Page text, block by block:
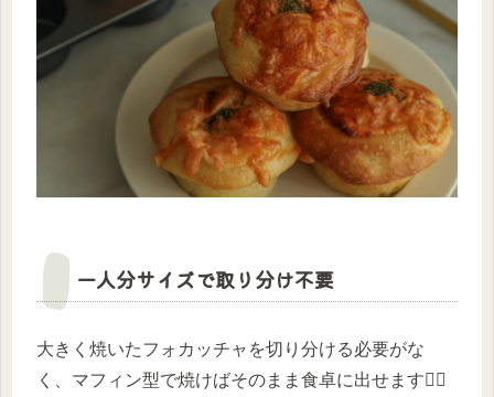
一人分サイズで取り分け不要
大きく焼いたフォカッチャを切り分ける必要がな
く、マフィン型で焼けばそのまま食卓に出せます🙆‍♀️